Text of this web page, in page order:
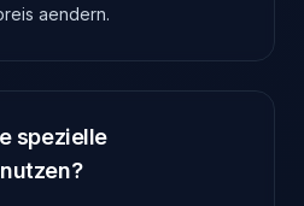
aendern.
spezielle